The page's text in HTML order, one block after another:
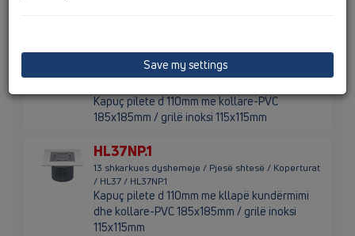
HL37NP
13 shkarkues dyshemeje / Pjesë shtesë / Koperturat
Kapuç pilete d 110mm me kollare-PVC
185x185mm / grilë inoksi 115x115mm
HL37NP.1
13 shkarkues dyshemeje / Pjesë shtesë / Koperturat
/ HL37 / HL37NP.1
Kapuç pilete d 110mm me kllapë kundërmimi
dhe kollare-PVC 185x185mm / grilë inoksi
115x115mm
Save my settings